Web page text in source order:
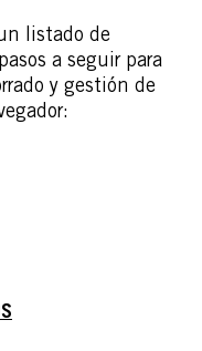
listado de
a seguir para
y gestión de